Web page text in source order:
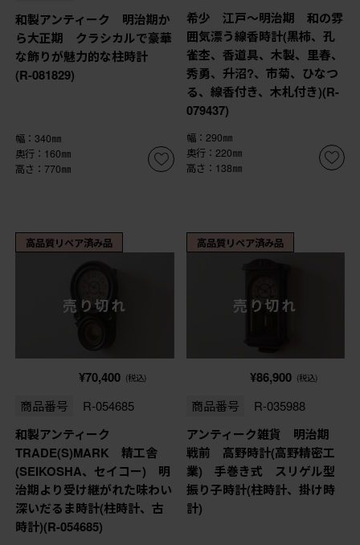
和製アンティーク 明治期か
ら大正期 クラシカルで豪華
な飾りが魅力的な柱時計
(R-081829)
幅：340㎜
奥行：160㎜
高さ：770㎜
希少 江戸〜明治期 和の雰
囲気漂う線香時計(黒柿、孔
雀杢、香道具、木製、里春、
秀勇、升沼?、市菊、ひなつ
る、線香付き、木札付き)(R-
079437)
幅：290㎜
奥行：220㎜
高さ：138㎜
高品質リペア済み品
売り切れ
¥70,400 (税込)
商品番号 R-054685
和製アンティーク
TRADE(S)MARK 精工舎
(SEIKOSHA、セイコー) 明
治期より受け継がれた味わい
深いだるま時計(柱時計、古
時計)(R-054685)
高品質リペア済み品
売り切れ
¥86,900 (税込)
商品番号 R-035988
アンティーク雑貨 明治期
戦前 高野時計(高野精密工
業) 手巻き式 スリゲル型
振り子時計(柱時計、掛け時
計)